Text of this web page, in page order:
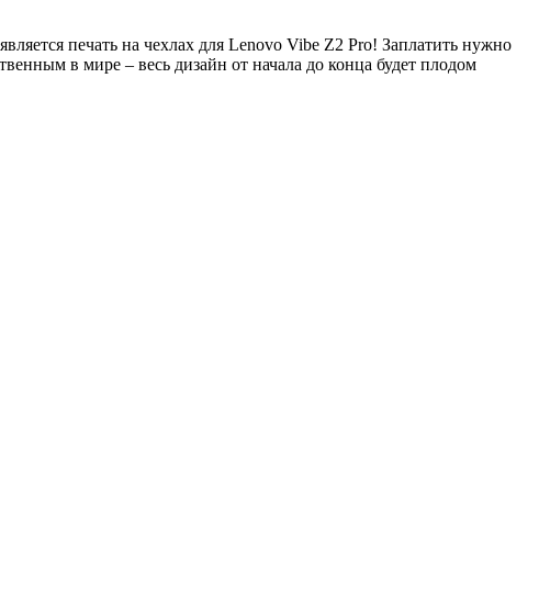
печать на чехлах для Lenovo Vibe Z2 Pro! Заплатить нужно
в мире – весь дизайн от начала до конца будет плодом